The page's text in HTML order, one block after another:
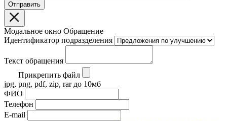
Отправить
Модальное окно Обращение
Идентификатор подразделения
Текст обращения
Прикрепить файл
jpg, png, pdf, zip, rar до 10мб
ФИО
Телефон
E-mail